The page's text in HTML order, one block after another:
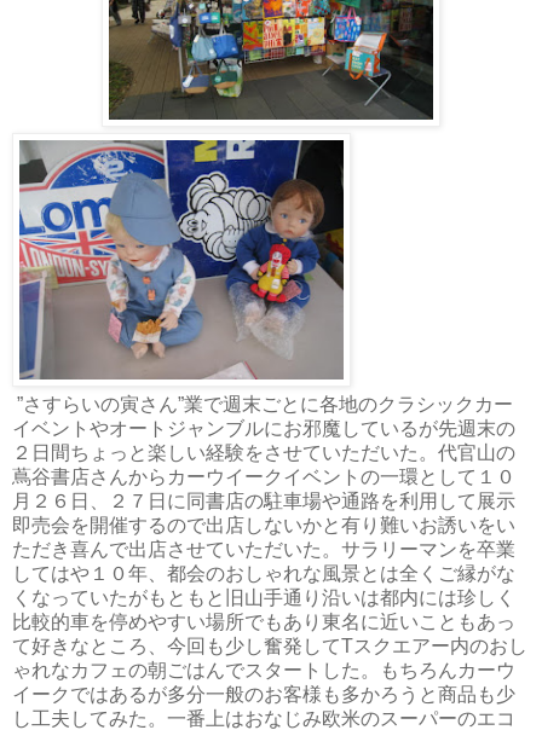
”さすらいの寅さん”業で週末ごとに各地のクラシックカー
イベントやオートジャンブルにお邪魔しているが先週末の
２日間ちょっと楽しい経験をさせていただいた。代官山の
蔦谷書店さんからカーウイークイベントの一環として１０
月２６日、２７日に同書店の駐車場や通路を利用して展示
即売会を開催するので出店しないかと有り難いお誘いをい
ただき喜んで出店させていただいた。サラリーマンを卒業
してはや１０年、都会のおしゃれな風景とは全くご縁がな
くなっていたがもともと旧山手通り沿いは都内には珍しく
比較的車を停めやすい場所でもあり東名に近いこともあっ
て好きなところ、今回も少し奮発してTスクエアー内のおし
ゃれなカフェの朝ごはんでスタートした。もちろんカーウ
イークではあるが多分一般のお客様も多かろうと商品も少
し工夫してみた。一番上はおなじみ欧米のスーパーのエコ